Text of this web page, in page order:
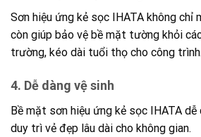
Sơn hiệu ứng kẻ sọc IHATA không chỉ
còn giúp bảo vệ bề mặt tường khỏi
trường, kéo dài tuổi thọ cho công trình.
4. Dễ dàng vệ sinh
Bề mặt sơn hiệu ứng kẻ sọc IHATA dễ
duy trì vẻ đẹp lâu dài cho không gian.